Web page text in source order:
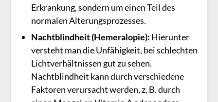
Erkrankung, sondern um einen Teil des
normalen Alterungsprozesses.
Nachtblindheit(Hemeralopie): Hierunter
versteht man die Unfähigkeit, bei schlechten
Lichtverhältnissen gut zu sehen.
Nachtblindheit kann durch verschiedene
Faktoren verursacht werden, z. B. durch